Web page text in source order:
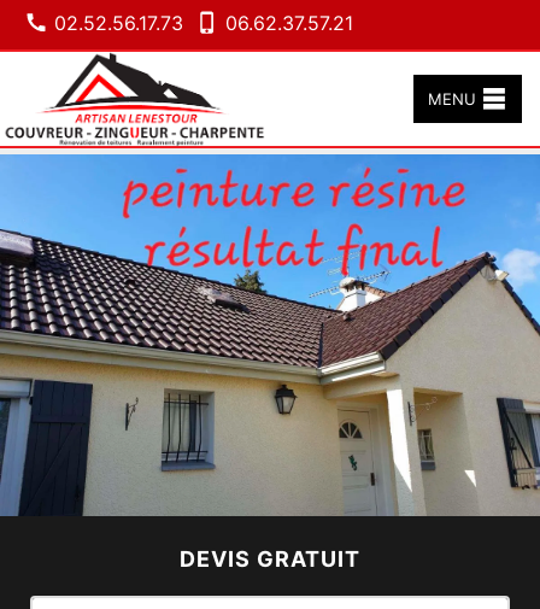
02.52.56.17.73 06.62.37.57.21
MENU
DEVIS GRATUIT